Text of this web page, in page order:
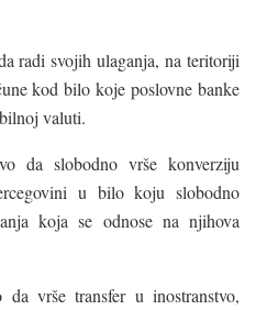
radi svojih ulaganja, na teritoriji
kod bilo koje poslovne banke
valuti.
da slobodno vrše konverziju
u bilo koju slobodno
koja se odnose na njihova
vrše transfer u inostranstvo,